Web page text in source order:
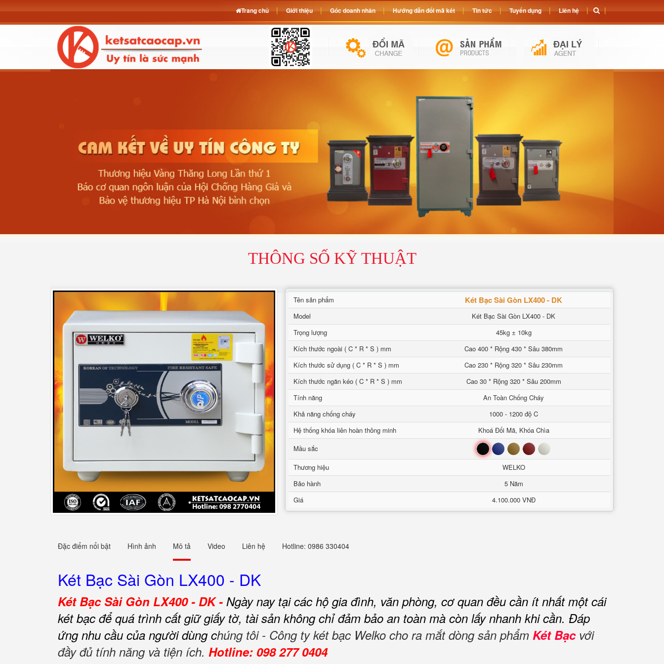
THÔNG SỐ KỸ THUẬT
Tên sản phẩm Két Bạc Sài Gòn LX400 - DK
Model
Két Bạc Sài Gòn LX400 - DK
Trọng lượng
45kg ± 10kg
Kích thước ngoài ( C * R * S ) mm
Cao 400 * Rộng 430 * Sâu 380mm
Kích thước sử dụng ( C * R * S ) mm
Cao 230 * Rộng 320 * Sâu 230mm
Kích thước ngăn kéo ( C * R * S ) mm
Cao 30 * Rộng 320 * Sâu 200mm
Tính năng
An Toàn Chống Cháy
Khả năng chống cháy
1000 - 1200 độ C
Hệ thống khóa liên hoàn thông minh
Khoá Đổi Mã, Khóa Chìa
Mầu sắc
Đen Xanh Nâu Đỏ Trắng
Thương hiệu
WELKO
Bảo hành
5 Năm
Giá
4.100.000 VNĐ
Đặc điểm nổi bật Hình ảnh Mô tả Video Liên hệ Hotline: 0986 330404
Két Bạc Sài Gòn LX400 - DK
Két Bạc Sài Gòn LX400 - DK - Ngày nay tại các hộ gia đình, văn phòng, cơ quan đều cần ít nhất một cái
két bạc để quá trình cất giữ giấy tờ, tài sản không chỉ đảm bảo an toàn mà còn lấy nhanh khi cần. Đáp
ứng nhu cầu của người dùng chúng tôi - Công ty két bạc Welko cho ra mắt dòng sản phẩm Két Bạcvới
đầy đủ tính năng và tiện ích. Hotline: 098 277 0404
Trang chủ Giới thiệu Góc doanh nhân Hướng dẫn đổi mã két Tin tức Tuyển dụng Liên hệ